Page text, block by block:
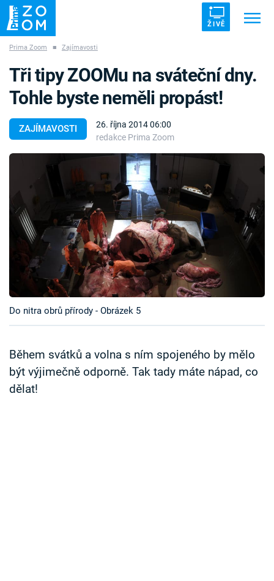
ŽIVĚ
ZÁHADY VETŘELCI DÁVNOVĚKU
Témata
Témata
Pořady
TV Program
Časopis
Sledujte prima+
Přihlášení
Prima Zoom ■ Zajímavosti
ZAJÍMAVOSTI
26. října 2014 06:00
redakce Prima Zoom
Tři tipy ZOOMu na sváteční dny.
Tohle byste neměli propást!
Do nitra obrů přírody - Obrázek 5
Během svátků a volna s ním spojeného by mělo
být výjimečně odporně. Tak tady máte nápad, co
dělat!